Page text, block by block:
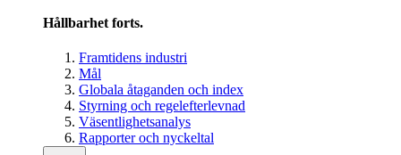
Hållbarhet forts.
Framtidens industri
Mål
Globala åtaganden och index
Styrning och regelefterlevnad
Väsentlighetsanalys
Rapporter och nyckeltal